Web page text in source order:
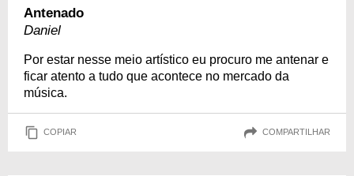
Antenado
Daniel
Por estar nesse meio artístico eu procuro me antenar e
ficar atento a tudo que acontece no mercado da
música.
COPIAR COMPARTILHAR